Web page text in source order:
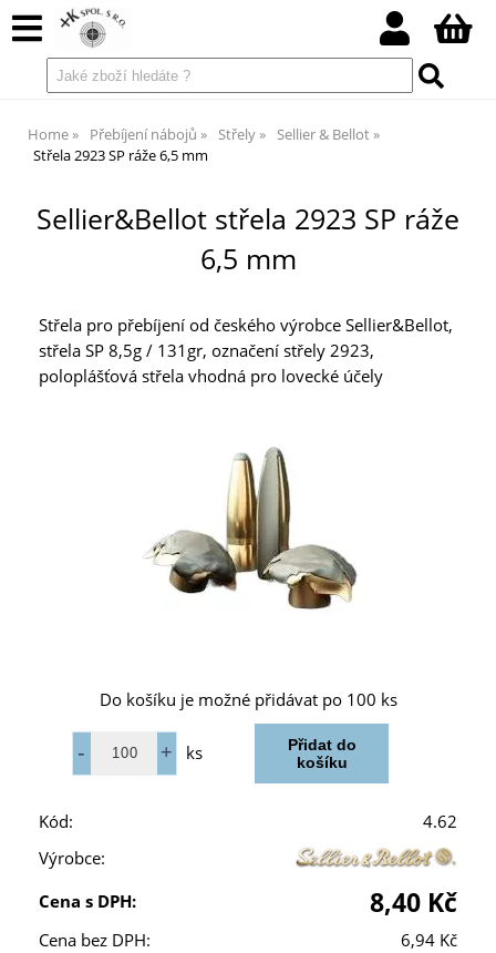
Home Přebíjení nábojů Střely
Sellier & Bellot
Střela 2923 SP ráže 6,5 mm
Sellier&Bellot střela 2923 SP ráže
6,5 mm
Střela pro přebíjení od českého výrobce Sellier&Bellot,
střela SP 8,5g / 131gr, označení střely 2923,
poloplášťová střela vhodná pro lovecké účely
Do košíku je možné přidávat po 100 ks
ks
Kód:
4.62
Výrobce:
Cena s DPH:
8,40 Kč
Cena bez DPH:
6,94 Kč